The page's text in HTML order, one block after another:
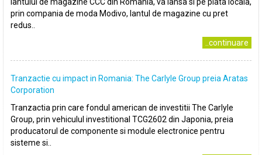
prin compania de moda Modivo, lantul de magazine cu pret
redus..
..continuare
Tranzactie cu impact in Romania: The Carlyle Group preia Aratas
Corporation
Tranzactia prin care fondul american de investitii The Carlyle
Group, prin vehiculul investitional TCG2602 din Japonia, preia
producatorul de componente si module electronice pentru
sisteme si..